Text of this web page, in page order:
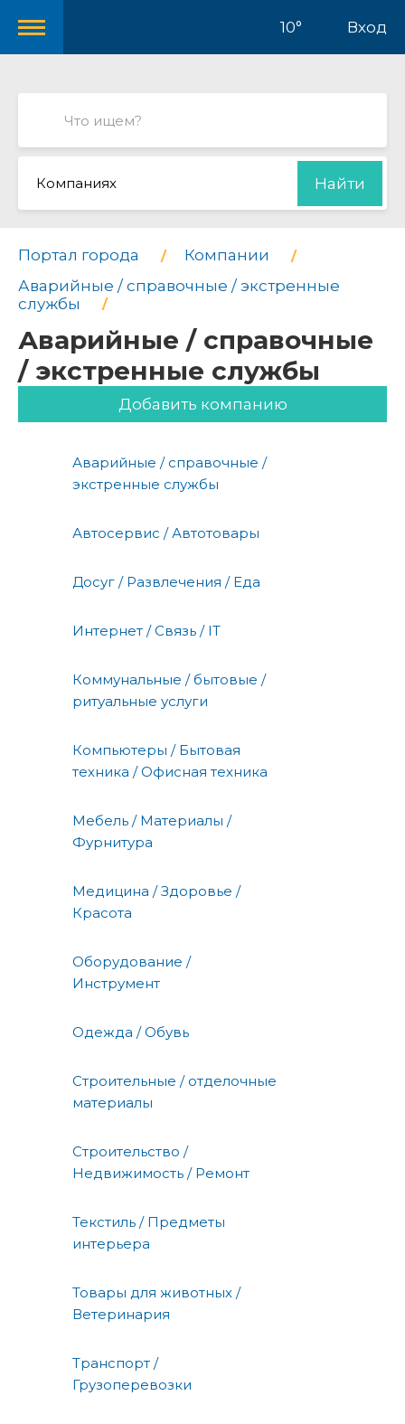
10° Вход
Компаниях Найти
Портал города
Компании
Аварийные / справочные / экстренные
службы
Аварийные / справочные
/ экстренные службы
Добавить компанию
Аварийные / справочные /
экстренные службы
Автосервис / Автотовары
Досуг / Развлечения / Еда
Интернет / Связь / IT
Коммунальные / бытовые /
ритуальные услуги
Компьютеры / Бытовая
техника / Офисная техника
Мебель / Материалы /
Фурнитура
Медицина / Здоровье /
Красота
Оборудование /
Инструмент
Одежда / Обувь
Строительные / отделочные
материалы
Строительство /
Недвижимость / Ремонт
Текстиль / Предметы
интерьера
Товары для животных /
Ветеринария
Транспорт /
Грузоперевозки